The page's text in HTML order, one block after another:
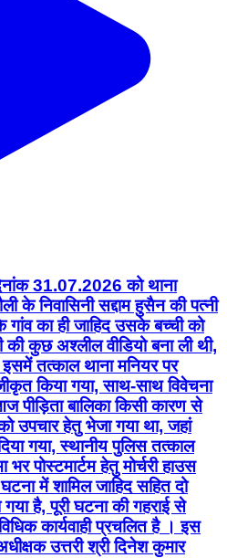
31.07.2026 को थाना
के निवासिनी सद्दाम हुसैन की पत्नी
गांव का ही जाहिद उसके बच्ची को
कुछ अश्लील वीडियो बना ली थी,
तत्काल थाना मनियर पर
किया गया, साथ-साथ विवेचना
पीड़िता बालिका किसी कारण से
उपचार हेतु भेजा गया था, जहां
गया, स्थानीय पुलिस तत्काल
पोस्टमार्टम हेतु मोर्चरी हाउस
में शामिल जाहिद सहित दो
है, पूरी घटना की गहराई से
कार्यवाही प्रचलित है । इस
उत्तरी श्री दिनेश कुमार